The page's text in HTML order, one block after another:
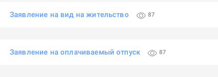
Заявление на вид на жительство 87
Заявление на оплачиваемый отпуск 87